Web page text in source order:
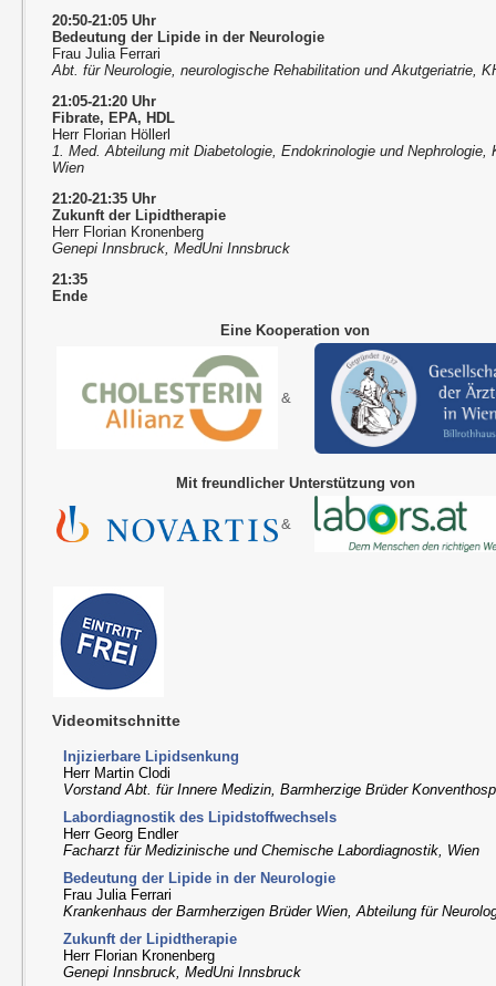
20:50-21:05 Uhr
Bedeutung der Lipide in der Neurologie
Frau Julia Ferrari
Abt. für Neurologie, neurologische Rehabilitation und Akutgeriatrie,
21:05-21:20 Uhr
Fibrate, EPA, HDL
Herr Florian Höllerl
1. Med. Abteilung mit Diabetologie, Endokrinologie und
Wien
21:20-21:35 Uhr
Zukunft der Lipidtherapie
Herr Florian Kronenberg
Genepi Innsbruck, MedUni Innsbruck
21:35
Ende
Eine Kooperation von
&
Mit freundlicher Unterstützung von
&
Videomitschnitte
Injizierbare Lipidsenkung
Herr Martin Clodi
Vorstand Abt. für Innere Medizin, Barmherzige Brüder
Labordiagnostik des Lipidstoffwechsels
Herr Georg Endler
Facharzt für Medizinische und Chemische Labordiagnostik, Wien
Bedeutung der Lipide in der Neurologie
Frau Julia Ferrari
Krankenhaus der Barmherzigen Brüder Wien, Abteilung für
Zukunft der Lipidtherapie
Herr Florian Kronenberg
Genepi Innsbruck, MedUni Innsbruck